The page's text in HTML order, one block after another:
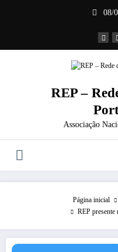
08/
REP –
Associação
Página inicial
REP presente